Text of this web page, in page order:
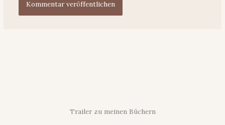
Trailer zu meinen Büchern